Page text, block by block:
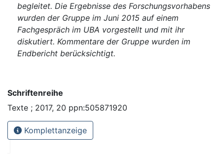
begleitet. Die Ergebnisse des Forschungsvorhabens
wurden der Gruppe im Juni 2015 auf einem
Fachgespräch im UBA vorgestellt und mit ihr
diskutiert. Kommentare der Gruppe wurden im
Endbericht berücksichtigt.
Schriftenreihe
Texte ; 2017, 20 ppn:505871920
Komplettanzeige